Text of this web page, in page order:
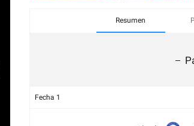
Resumen
Fecha 1